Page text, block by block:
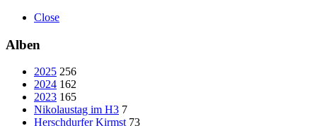
Close
Alben
2025 256
2024 162
2023 165
Nikolaustag im H3 7
Herschdurfer Kirmst 73